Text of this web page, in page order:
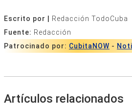
Escrito por |
Redacción TodoCuba
Fuente: Redacción
Patrocinado por: CubitaNOW -
Artículos relacionados